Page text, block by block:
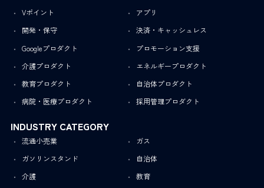
Vポイント
アプリ
開発・保守
決済・キャッシュレス
Googleプロダクト
プロモーション支援
介護プロダクト
エネルギープロダクト
教育プロダクト
自治体プロダクト
病院・医療プロダクト
採用管理プロダクト
INDUSTRY CATEGORY
流通小売業
ガス
ガソリンスタンド
自治体
介護
教育